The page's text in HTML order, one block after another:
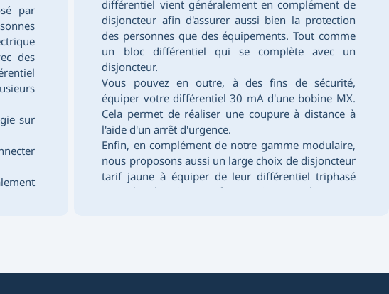
par
des
sur
différentiel vient généralement en complément de
disjoncteur afin d'assurer aussi bien la protection
des personnes que des équipements. Tout comme
un bloc différentiel qui se complète avec un
disjoncteur.
Vous pouvez en outre, à des fins de sécurité,
équiper votre différentiel 30 mA d'une bobine MX.
Cela permet de réaliser une coupure à distance à
l'aide d'un arrêt d'urgence.
Enfin, en complément de notre gamme modulaire,
nous proposons aussi un large choix de disjoncteur
tarif jaune à équiper de leur différentiel triphasé
pour les besoins en forte puissance (lorsqu'un